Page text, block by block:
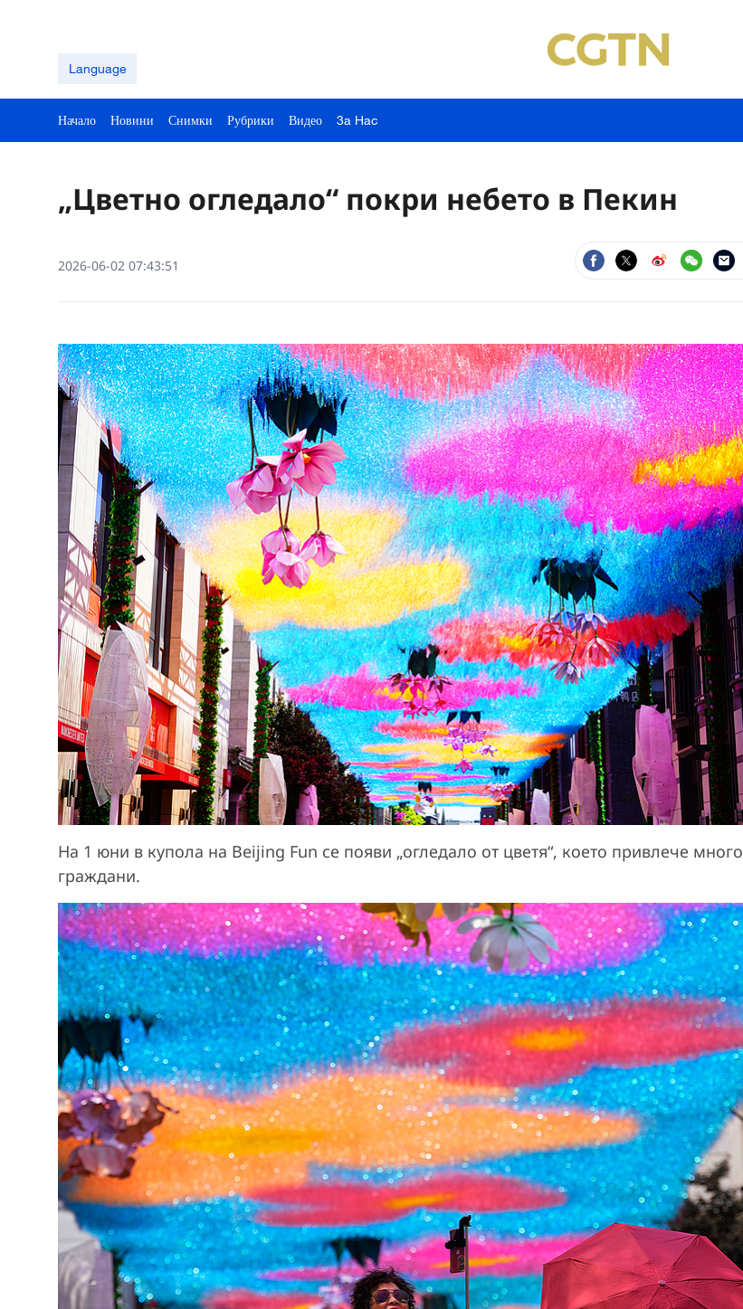
Language
Начало Новини Снимки Рубрики Видео 3a Hac
„Цветно огледало“ покри небето в Пекин
2026-06-02 07:43:51
На 1 юни в купола на Beijing Fun се появи „огледало от цветя“, което привлече много
граждани.